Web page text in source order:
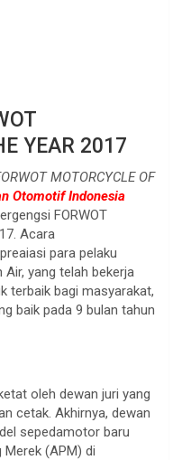
YEAR 2017
MOTORCYCLE OF
Otomotif Indonesia
FORWOT
Acara
para pelaku
yang telah bekerja
terbaik bagi masyarakat,
baik pada 9 bulan tahun
oleh dewan juri yang
cetak. Akhirnya, dewan
sepedamotor baru
(APM) di